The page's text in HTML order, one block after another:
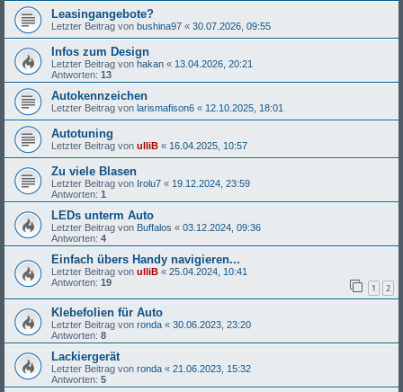
Leasingangebote?
Letzter Beitrag von bushina97 « 30.07.2026, 09:55
Infos zum Design
Letzter Beitrag von hakan « 13.04.2026, 20:21
Antworten: 13
Autokennzeichen
Letzter Beitrag von larismafison6 « 12.10.2025, 18:01
Autotuning
Letzter Beitrag von ulliB « 16.04.2025, 10:57
Zu viele Blasen
Letzter Beitrag von Irolu7 « 19.12.2024, 23:59
Antworten: 1
LEDs unterm Auto
Letzter Beitrag von Buffalos « 03.12.2024, 09:36
Antworten: 4
Einfach übers Handy navigieren...
Letzter Beitrag von ulliB « 25.04.2024, 10:41
Antworten: 19 1 2
Klebefolien für Auto
Letzter Beitrag von ronda « 30.06.2023, 23:20
Antworten: 8
Lackiergerät
Letzter Beitrag von ronda « 21.06.2023, 15:32
Antworten: 5